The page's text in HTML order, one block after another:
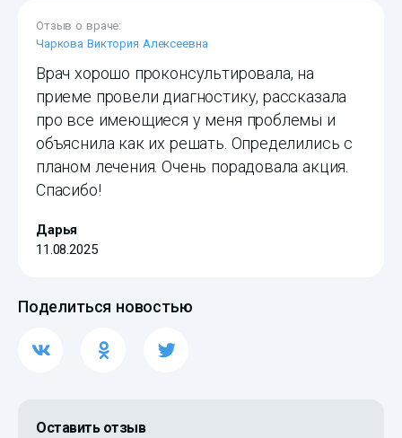
Отзыв о враче:
Чаркова Виктория Алексеевна
Врач хорошо проконсультировала, на
приеме провели диагностику, рассказала
про все имеющиеся у меня проблемы и
объяснила как их решать. Определились с
планом лечения. Очень порадовала акция.
Спасибо!
Дарья
11.08.2025
Поделиться новостью
Оставить отзыв